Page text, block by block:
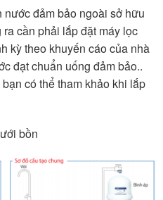
đảm bảo ngoài sở hữu
cần phải lắp đặt máy lọc
kỳ theo khuyến cáo của nhà
đạt chuẩn uống đảm bảo..
có thể tham khảo khi lắp
bồn